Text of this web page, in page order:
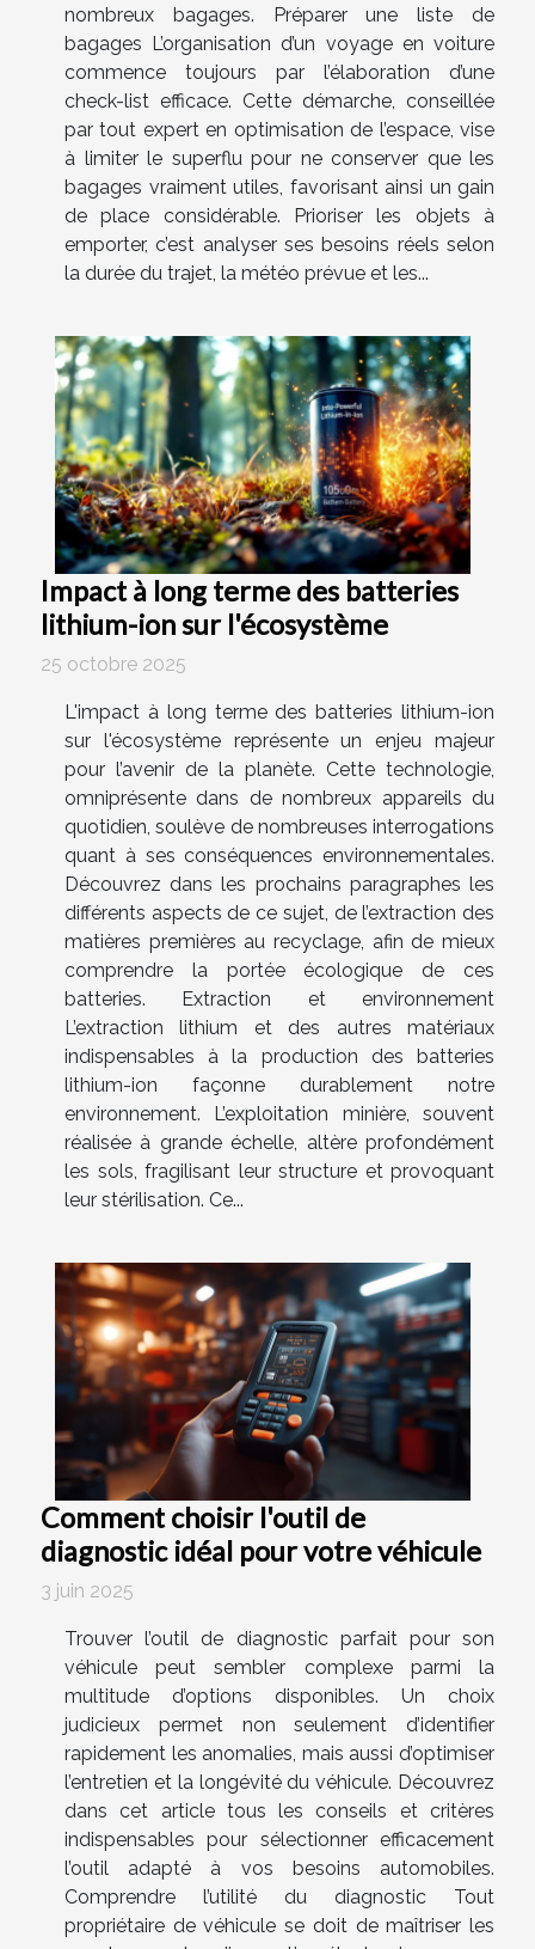
nombreux bagages. Préparer une liste de
bagages L’organisation d’un voyage en voiture
commence toujours par l’élaboration d’une
check-list efficace. Cette démarche, conseillée
par tout expert en optimisation de l’espace, vise
à limiter le superflu pour ne conserver que les
bagages vraiment utiles, favorisant ainsi un gain
de place considérable. Prioriser les objets à
emporter, c’est analyser ses besoins réels selon
la durée du trajet, la météo prévue et les...
Impact à long terme des batteries
lithium-ion sur l'écosystème
25 octobre 2025
L'impact à long terme des batteries lithium-ion
sur l'écosystème représente un enjeu majeur
pour l’avenir de la planète. Cette technologie,
omniprésente dans de nombreux appareils du
quotidien, soulève de nombreuses interrogations
quant à ses conséquences environnementales.
Découvrez dans les prochains paragraphes les
différents aspects de ce sujet, de l’extraction des
matières premières au recyclage, afin de mieux
comprendre la portée écologique de ces
batteries. Extraction et environnement
L’extraction lithium et des autres matériaux
indispensables à la production des batteries
lithium-ion façonne durablement notre
environnement. L’exploitation minière, souvent
réalisée à grande échelle, altère profondément
les sols, fragilisant leur structure et provoquant
leur stérilisation. Ce...
Comment choisir l'outil de
diagnostic idéal pour votre véhicule
3 juin 2025
Trouver l’outil de diagnostic parfait pour son
véhicule peut sembler complexe parmi la
multitude d’options disponibles. Un choix
judicieux permet non seulement d’identifier
rapidement les anomalies, mais aussi d’optimiser
l’entretien et la longévité du véhicule. Découvrez
dans cet article tous les conseils et critères
indispensables pour sélectionner efficacement
l’outil adapté à vos besoins automobiles.
Comprendre l’utilité du diagnostic Tout
propriétaire de véhicule se doit de maîtriser les